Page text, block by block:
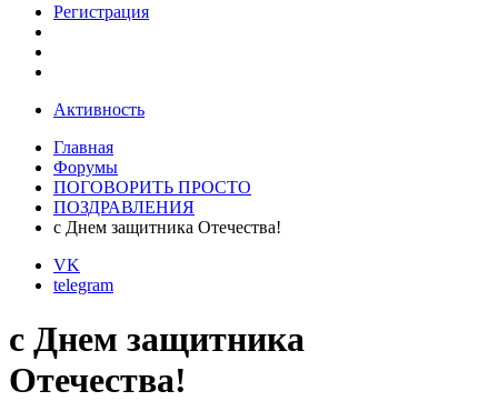
Регистрация
Активность
Главная
Форумы
ПОГОВОРИТЬ ПРОСТО
ПОЗДРАВЛЕНИЯ
с Днем защитника Отечества!
VK
telegram
с Днем защитника
Отечества!